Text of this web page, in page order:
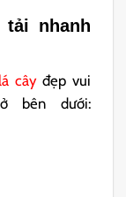
nhanh
cây đẹp vui
bên dưới: